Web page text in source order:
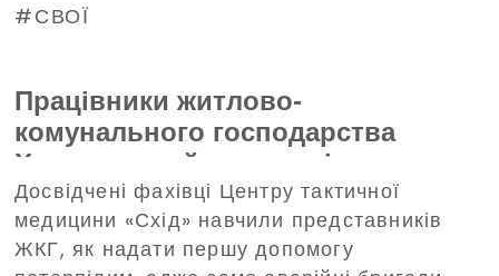
СВОЇ
Працівники житлово-
комунального господарства
Харкова пройшли тренінг з
домедичної допомоги, що
організований Благодійним
фондом Дениса Парамонова
Досвідчені фахівці Центру тактичної
медицини «Схід» навчили представників
ЖКГ, як надати першу допомогу